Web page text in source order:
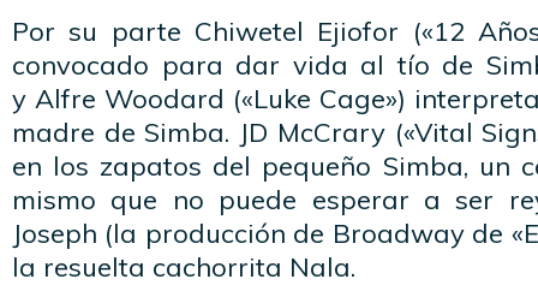
Por su parte Chiwetel Ejiofor («12
convocado para dar vida al tío de
y Alfre Woodard («Luke Cage»)
madre de Simba. JD McCrary («Vital
en los zapatos del pequeño Simba, un
mismo que no puede esperar a ser
Joseph (la producción de Broadway de
la resuelta cachorrita Nala.